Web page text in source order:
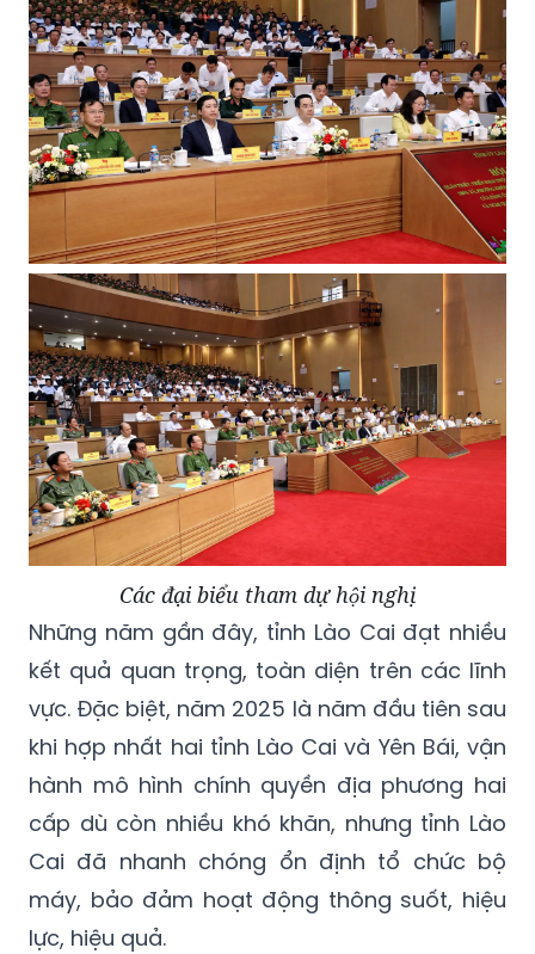
Các đại biểu tham dự hội nghị
Những năm gần đây, tỉnh Lào Cai đạt nhiều
kết quả quan trọng, toàn diện trên các lĩnh
vực. Đặc biệt, năm 2025 là năm đầu tiên sau
khi hợp nhất hai tỉnh Lào Cai và Yên Bái, vận
hành mô hình chính quyền địa phương hai
cấp dù còn nhiều khó khăn, nhưng tỉnh Lào
Cai đã nhanh chóng ổn định tổ chức bộ
máy, bảo đảm hoạt động thông suốt, hiệu
lực, hiệu quả.